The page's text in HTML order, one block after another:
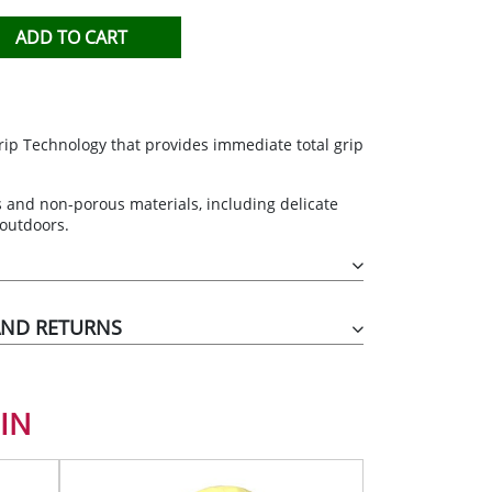
ADD TO CART
Technology that provides immediate total grip
non-porous materials, including delicate
RETURNS